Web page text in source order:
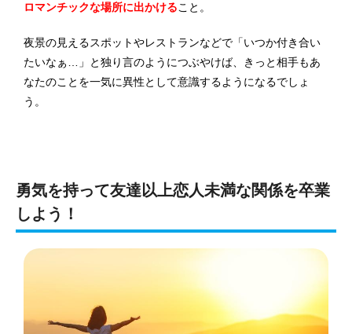
ロマンチックな場所に出かけること。
夜景の見えるスポットやレストランなどで「いつか付き合い
たいなぁ…」と独り言のようにつぶやけば、きっと相手もあ
なたのことを一気に異性として意識するようになるでしょ
う。
勇気を持って友達以上恋人未満な関係を卒業
しよう！